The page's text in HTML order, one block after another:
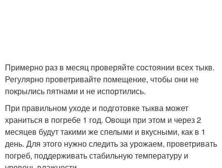
Примерно раз в месяц проверяйте состоянии всех тыкв.
Регулярно проветривайте помещение, чтобы они не
покрылись пятнами и не испортились.
При правильном уходе и подготовке тыква может
храниться в погребе 1 год. Овощи при этом и через 2
месяцев будут такими же спелыми и вкусными, как в 1
день. Для этого нужно следить за урожаем, проветривать
погреб, поддерживать стабильную температуру и